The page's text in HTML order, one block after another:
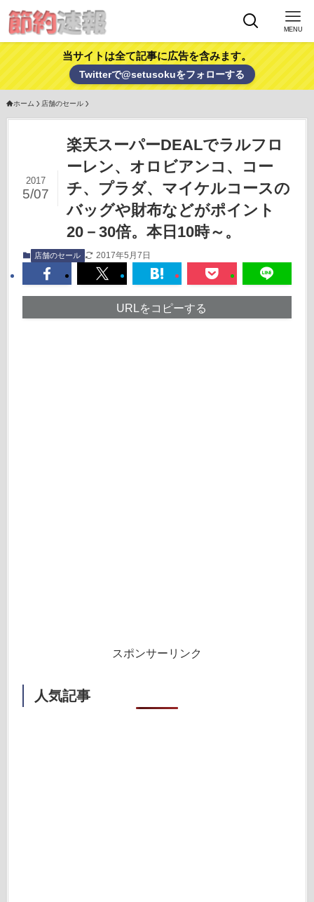
MENU
当サイトは全て記事に広告を含みます。
Twitterで@setusokuをフォローする
ホーム 店舗のセール
楽天スーパーDEALでラルフロ
ーレン、オロビアンコ、コー
チ、プラダ、マイケルコースの
バッグや財布などがポイント
20－30倍。本日10時～。
2017
5/07
店舗のセール 2017年5月7日
URLをコピーする
スポンサーリンク
人気記事